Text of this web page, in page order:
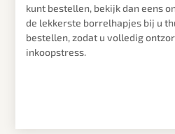
kunt bestellen, bekijk dan eens
de lekkerste borrelhapjes bij u
bestellen, zodat u volledig
inkoopstress.